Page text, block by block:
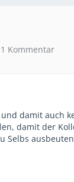
1 Kommentar
damit auch
damit der